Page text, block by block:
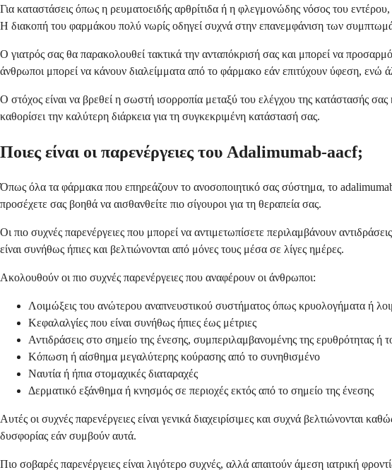
Για καταστάσεις όπως η ρευματοειδής αρθρίτιδα ή η φλεγμονώδης νόσος του εντέρου,
Η διακοπή του φαρμάκου πολύ νωρίς οδηγεί συχνά στην επανεμφάνιση των
Ο γιατρός σας θα παρακολουθεί τακτικά την ανταπόκρισή σας και μπορεί να
άνθρωποι μπορεί να κάνουν διαλείμματα από το φάρμακο εάν επιτύχουν ύφεση, ενώ
Ο στόχος είναι να βρεθεί η σωστή ισορροπία μεταξύ του ελέγχου της κατάστασής
καθορίσει την καλύτερη διάρκεια για τη συγκεκριμένη κατάστασή σας.
Ποιες είναι οι παρενέργειες του Adalimumab-aacf;
Όπως όλα τα φάρμακα που επηρεάζουν το ανοσοποιητικό σας σύστημα, το
προσέχετε σας βοηθά να αισθανθείτε πιο σίγουροι για τη θεραπεία σας.
Οι πιο συχνές παρενέργειες που μπορεί να αντιμετωπίσετε περιλαμβάνουν
είναι συνήθως ήπιες και βελτιώνονται από μόνες τους μέσα σε λίγες ημέρες.
Ακολουθούν οι πιο συχνές παρενέργειες που αναφέρουν οι άνθρωποι:
Λοιμώξεις του ανώτερου αναπνευστικού συστήματος όπως κρυολογήματα ή
Κεφαλαλγίες που είναι συνήθως ήπιες έως μέτριες
Αντιδράσεις στο σημείο της ένεσης, συμπεριλαμβανομένης της ερυθρότητας ή
Κόπωση ή αίσθημα μεγαλύτερης κούρασης από το συνηθισμένο
Ναυτία ή ήπια στομαχικές διαταραχές
Δερματικό εξάνθημα ή κνησμός σε περιοχές εκτός από το σημείο της ένεσης
Αυτές οι συχνές παρενέργειες είναι γενικά διαχειρίσιμες και συχνά βελτιώνονται
δυσφορίας εάν συμβούν αυτά.
Πιο σοβαρές παρενέργειες είναι λιγότερο συχνές, αλλά απαιτούν άμεση ιατρική